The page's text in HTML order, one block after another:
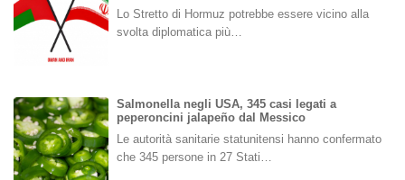
Lo Stretto di Hormuz potrebbe essere vicino alla
svolta diplomatica più…
Salmonella negli USA, 345 casi legati a
peperoncini jalapeño dal Messico
Le autorità sanitarie statunitensi hanno confermato
che 345 persone in 27 Stati…